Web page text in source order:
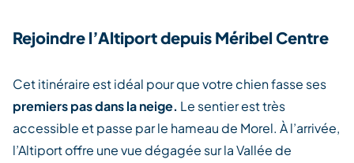
Rejoindre l’Altiport depuis Méribel Centre
Cet itinéraire est idéal pour que votre chien fasse ses
premiers pas dans la neige. Le sentier est très
accessible et passe par le hameau de Morel. À l’arrivée,
l’Altiport offre une vue dégagée sur la Vallée de